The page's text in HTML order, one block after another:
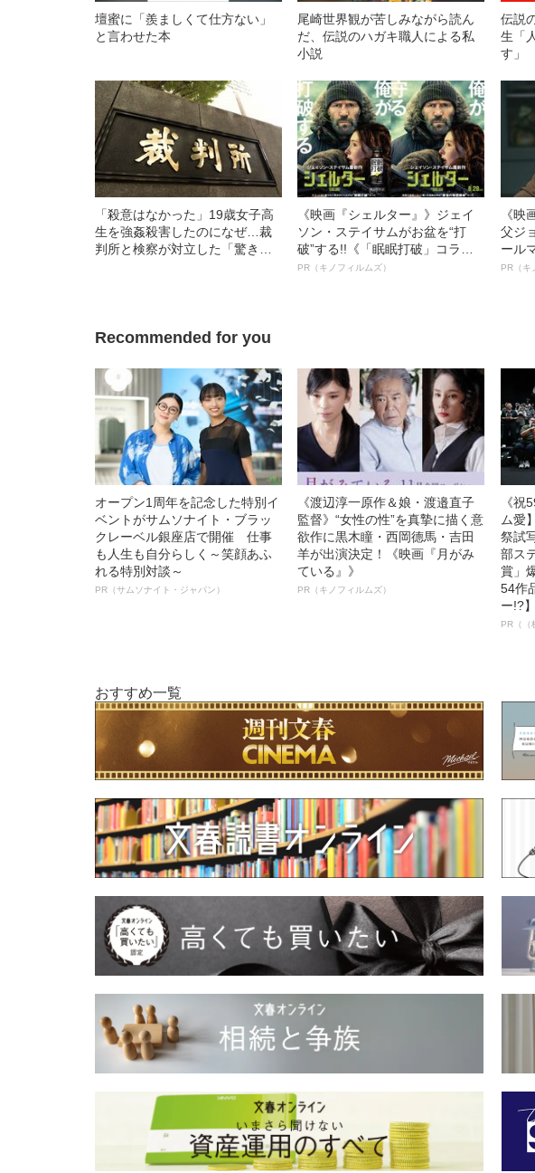
壇蜜に「羨ましくて仕方ない」
と言わせた本
尾崎世界観が苦しみながら読ん
だ、伝説のハガキ職人による私
小説
伝説
生「
す」
「殺意はなかった」19歳女子高
生を強姦殺害したのになぜ…裁
判所と検察が対立した「驚きの
《映画『シェルター』》ジェイ
ソン・ステイサムがお盆を“打
破”する!!《「眠眠打破」コラ
ボ》
PR（キノフィルムズ）
《映
父ジ
ール
ルイ
PR（キ
Recommended for you
オープン1周年を記念した特別イ
ベントがサムソナイト・ブラッ
クレーベル銀座店で開催 仕事
も人生も自分らしく～笑顔あふ
れる特別対談～
PR（サムソナイト・ジャパン）
《渡辺淳一原作＆娘・渡邉直子
監督》“女性の性”を真摯に描く意
欲作に黒木瞳・西岡德馬・吉田
羊が出演決定！《映画『月がみ
ている』》
PR（キノフィルムズ）
《祝
ム愛
祭試
部ス
賞」
54作
ー!?】
PR（（
おすすめ一覧